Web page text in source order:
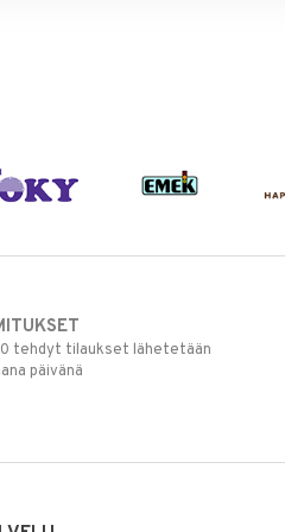
tehdyt tilaukset lähetetään
päivänä